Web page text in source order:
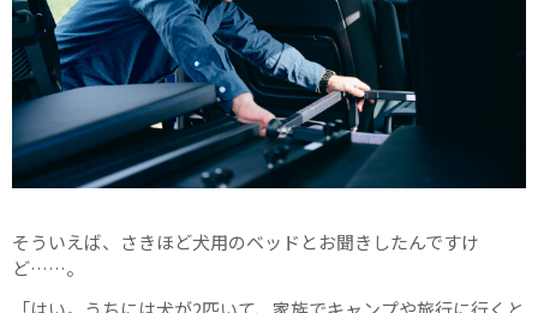
そういえば、さきほど犬用のベッドとお聞きしたんですけ
ど……。